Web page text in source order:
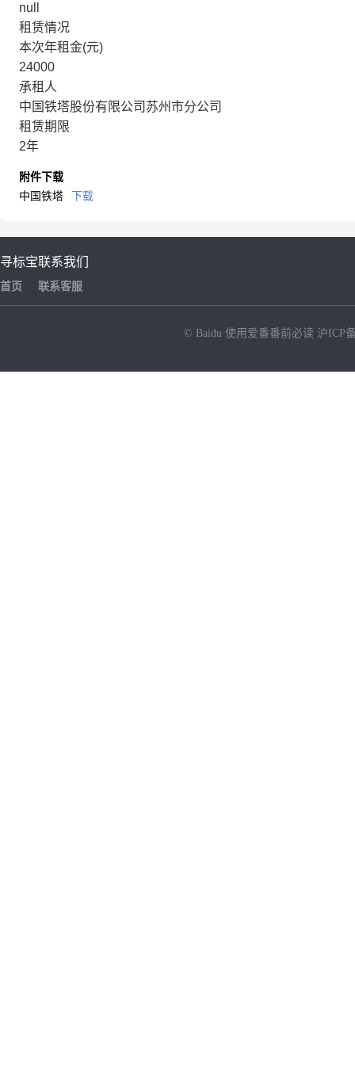
null
租赁情况
本次年租金(元)
24000
承租人
中国铁塔股份有限公司苏州市分公司
租赁期限
2年
附件下载
中国铁塔
下载
寻标宝
首页
联系我们
联系客服
© Baidu 使用爱番番前必读 沪ICP